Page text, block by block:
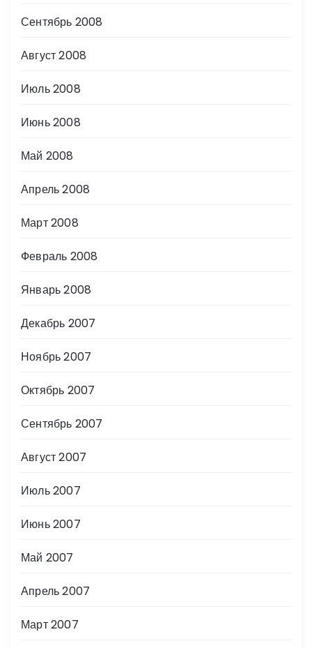
Сентябрь 2008
Август 2008
Июль 2008
Июнь 2008
Май 2008
Апрель 2008
Март 2008
Февраль 2008
Январь 2008
Декабрь 2007
Ноябрь 2007
Октябрь 2007
Сентябрь 2007
Август 2007
Июль 2007
Июнь 2007
Май 2007
Апрель 2007
Март 2007